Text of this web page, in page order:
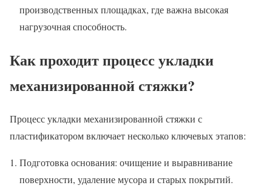
производственных площадках, где важна высокая
нагрузочная способность.
Как проходит процесс укладки
механизированной стяжки?
Процесс укладки механизированной стяжки с
пластификатором включает несколько ключевых этапов:
Подготовка основания: очищение и выравнивание
поверхности, удаление мусора и старых покрытий.